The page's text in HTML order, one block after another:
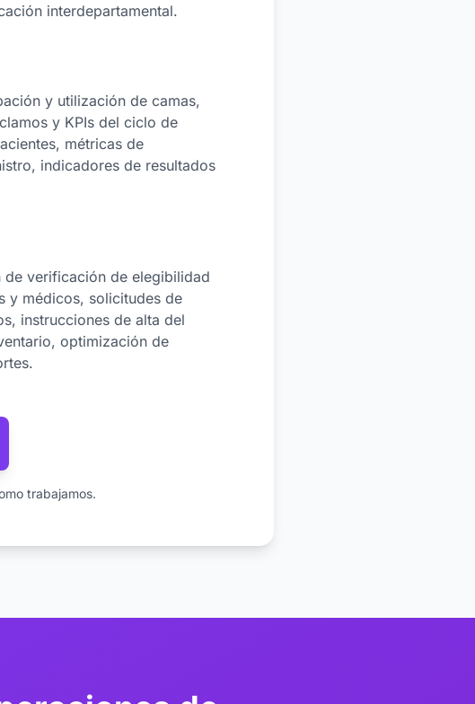
interdepartamental.
y utilización de camas,
y KPIs del ciclo de
métricas de
indicadores de resultados
de verificación de elegibilidad
y médicos, solicitudes de
instrucciones de alta del
optimización de
trabajamos.